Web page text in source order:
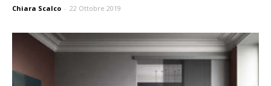
Chiara Scalco - 22 Ottobre 2019